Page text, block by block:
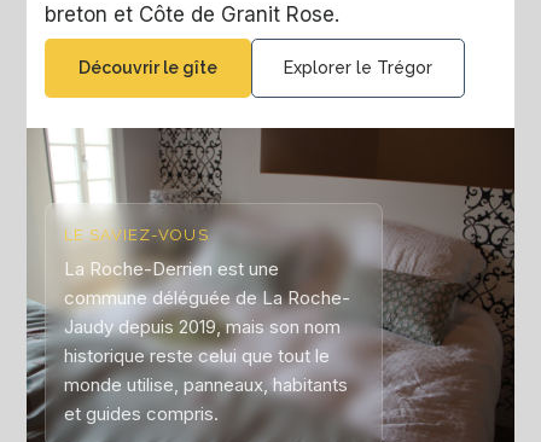
breton et Côte de Granit Rose.
Découvrir le gîte Explorer le Trégor
LE SAVIEZ-VOUS
La Roche-Derrien est une
commune déléguée de La Roche-
Jaudy depuis 2019, mais son nom
historique reste celui que tout le
monde utilise, panneaux, habitants
et guides compris.